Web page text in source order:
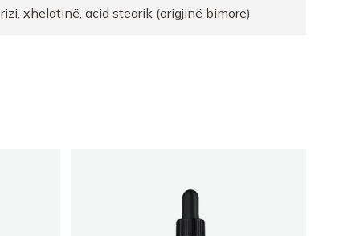
xhelatinë, acid stearik (origjinë bimore)